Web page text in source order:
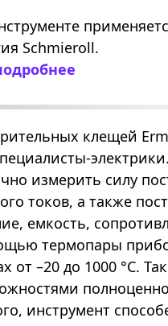
Schmieroll.
клещей
измерить силу
токов, а также
емкость,
термопары
от –20 до 1000 °C.
инструмент